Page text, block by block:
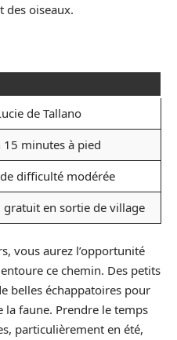
des oiseaux.
de Tallano
15 minutes à pied
difficulté modérée
gratuit en sortie de village
vous aurez l’opportunité
ce chemin. Des petits
belles échappatoires pour
la faune. Prendre le temps
particulièrement en été,